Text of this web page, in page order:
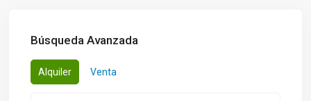
Búsqueda Avanzada
Alquiler Venta